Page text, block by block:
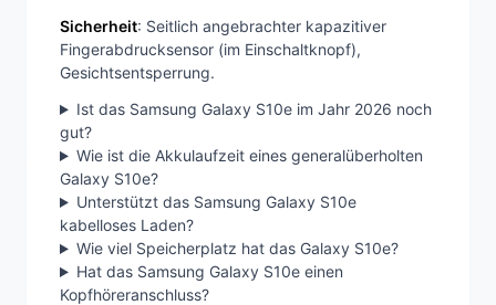
Sicherheit: Seitlich angebrachter kapazitiver
Fingerabdrucksensor (im Einschaltknopf),
Gesichtsentsperrung.
Ist das Samsung Galaxy S10e im Jahr 2026 noch
gut?
Wie ist die Akkulaufzeit eines generalüberholten
Galaxy S10e?
Unterstützt das Samsung Galaxy S10e
kabelloses Laden?
Wie viel Speicherplatz hat das Galaxy S10e?
Hat das Samsung Galaxy S10e einen
Kopfhöreranschluss?